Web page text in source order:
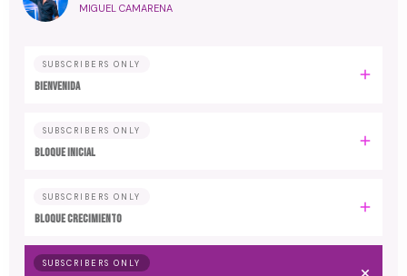
MIGUEL CAMARENA
SUBSCRIBERS ONLY
BIENVENIDA
SUBSCRIBERS ONLY
BLOQUE INICIAL
SUBSCRIBERS ONLY
BLOQUE CRECIMIENTO
SUBSCRIBERS ONLY